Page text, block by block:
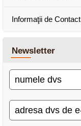
Informaţii de Contact
Newsletter